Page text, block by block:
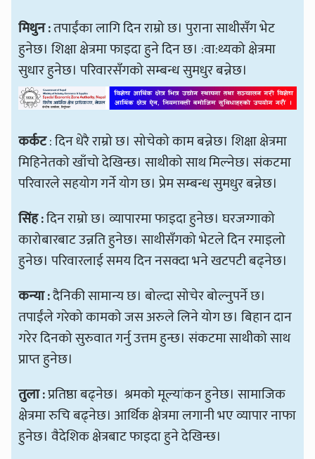
मिथुन :तपाईंका लागि दिन राम्रो छ। पुराना साथीसँग भेट
हुनेछ। शिक्षा क्षेत्रमा फाइदा हुने दिन छ। :वा:थ्यको क्षेत्रमा
सुधार हुनेछ। परिवारसँगको सम्बन्ध सुमधुर बन्नेछ।
कर्कट: दिन धेरै राम्रो छ। सोचेको काम बन्नेछ। शिक्षा क्षेत्रमा
मिहिनेतको खाँचो देखिन्छ। साथीको साथ मिल्नेछ। संकटमा
परिवारले सहयोग गर्ने योग छ। प्रेम सम्बन्ध सुमधुर बन्नेछ।
सिंह :दिन राम्रो छ। व्यापारमा फाइदा हुनेछ। घरजग्गाको
कारोबारबाट उन्नति हुनेछ। साथीसँगको भेटले दिन रमाइलो
हुनेछ। परिवारलाई समय दिन नसक्दा भने खटपटी बढ्नेछ।
कन्या :दैनिकी सामान्य छ। बोल्दा सोचेर बोल्नुपर्ने छ।
तपाईंले गरेको कामको जस अरुले लिने योग छ। बिहान दान
गरेर दिनको सुरुवात गर्नु उत्तम हुन्छ। संकटमा साथीको साथ
प्राप्त हुनेछ।
तुला :प्रतिष्ठा बढ्नेछ। श्रमको मूल्यांकन हुनेछ। सामाजिक
क्षेत्रमा रुचि बढ्नेछ। आर्थिक क्षेत्रमा लगानी भए व्यापार नाफा
हुनेछ। वैदेशिक क्षेत्रबाट फाइदा हुने देखिन्छ।